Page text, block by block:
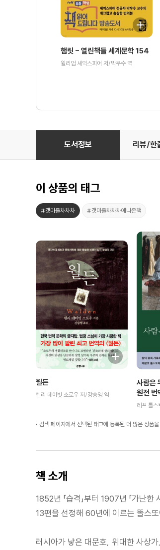
햄릿 - 열린책들 세계문학 154
윌리엄 셰익스피어 저/박우수 역
사람은 무엇으로 사는가 - 열린책들 세
도서정보 리뷰/한
이 상품의 태그
#갯마을차차차 #갯마을차차차에나온책
월든
헨리 데이빗 소로우 저/강승영 역
사람은
원전 번
레프 톨
검색 페이지에서 선택된 태그에 등록된 더 많은 상품을
책 소개
1852년 「습격」부터 1907년 「가난한
13편을 선정해 60년에 이르는 똘스
러시아가 낳은 대문호, 위대한 사상